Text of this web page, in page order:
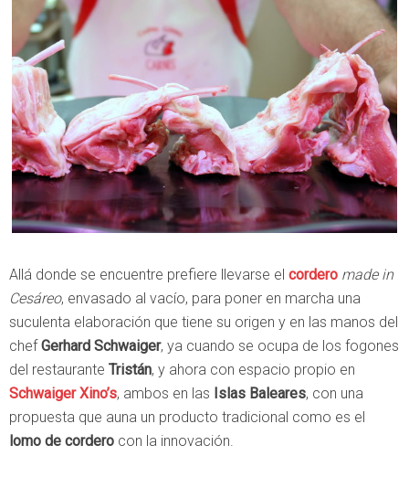
Allá donde se encuentre prefiere llevarse el cordero made in
Cesáreo, envasado al vacío, para poner en marcha una
suculenta elaboración que tiene su origen y en las manos del
chefGerhard Schwaiger, ya cuando se ocupa de los fogones
del restaurante Tristán, y ahora con espacio propio en
Schwaiger Xino’s, ambos en las Islas Baleares, con una
propuesta que auna un producto tradicional como es el
lomo de cordero con la innovación.